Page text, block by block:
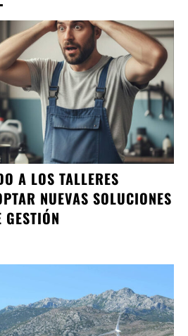
A LOS TALLERES
NUEVAS SOLUCIONES